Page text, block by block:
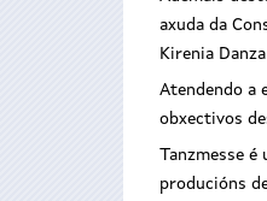
axuda da
Kirenia
Atendendo a
obxectivos
Tanzmesse
producións